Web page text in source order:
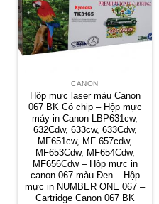
CANON
Hộp mực laser màu Canon
067 BK Có chip – Hộp mực
máy in Canon LBP631cw,
632Cdw, 633cw, 633Cdw,
MF651cw, MF 657cdw,
MF653Cdw, MF654Cdw,
MF656Cdw – Hộp mực in
canon 067 màu Đen – Hộp
mực in NUMBER ONE 067 –
Cartridge Canon 067 BK